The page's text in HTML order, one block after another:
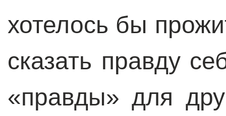
хотелось бы
сказать правду
«правды» для